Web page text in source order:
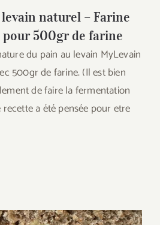
naturel – Farine
pour 500gr de farine
du pain au levain MyLevain
500gr de farine. (Il est bien
de faire la fermentation
a été pensée pour etre